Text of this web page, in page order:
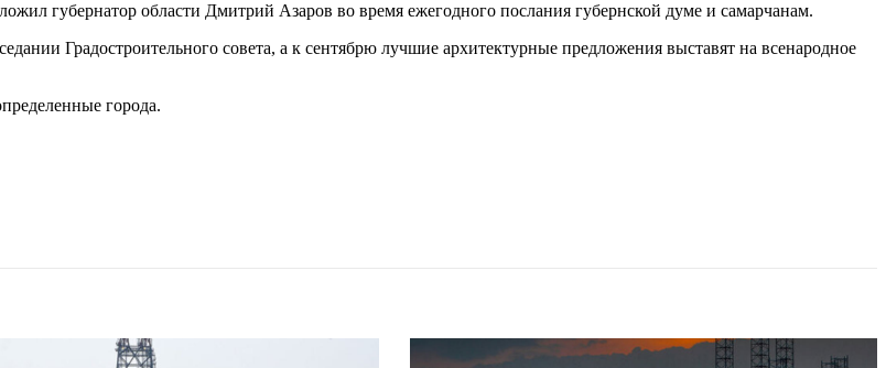
губернатор области Дмитрий Азаров во время ежегодного послания губернской думе и самарчанам.
Градостроительного совета, а к сентябрю лучшие архитектурные предложения выставят на всенародное
города.